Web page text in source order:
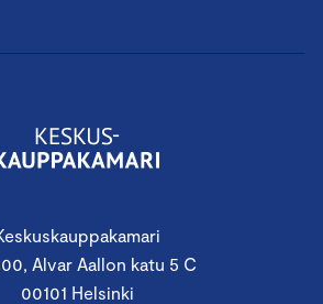
Alvar Aallon katu 5 C
00101 Helsinki